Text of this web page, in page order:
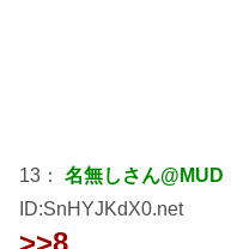
13： 名無しさん@MUD
ID:SnHYJKdX0.net
>>8